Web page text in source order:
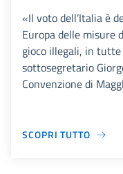
«Il voto dell’Italia è
Europa delle misure
gioco illegali, in
sottosegretario
Convenzione di
SCOPRI TUTTO